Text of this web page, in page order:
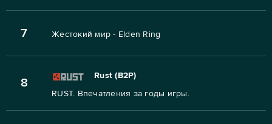
7 Жестокий мир - Elden Ring
8
Rust (B2P)
RUST. Впечатления за годы игры.